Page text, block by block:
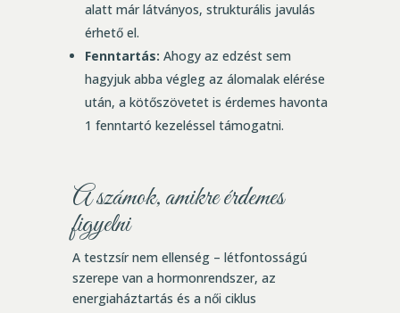
alatt már látványos, strukturális javulás
érhető el.
Fenntartás: Ahogy az edzést sem
hagyjuk abba végleg az álomalak elérése
után, a kötőszövetet is érdemes havonta
1 fenntartó kezeléssel támogatni.
A számok, amikre érdemes
figyelni
A testzsír nem ellenség – létfontosságú
szerepe van a hormonrendszer, az
energiaháztartás és a női ciklus